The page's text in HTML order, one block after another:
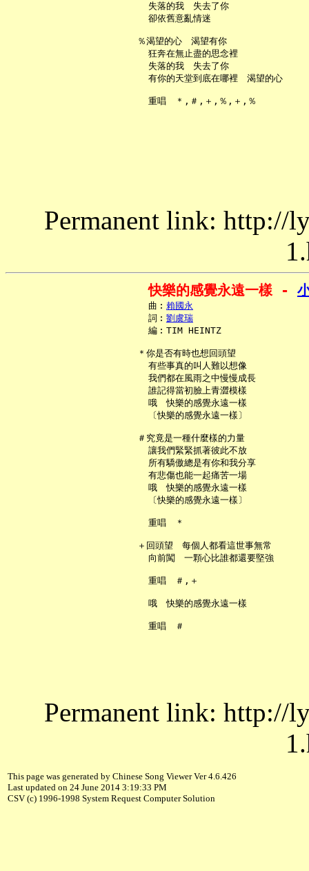
     失落的我　失去了你
     卻依舊意亂情迷
   ％渴望的心　渴望有你
     狂奔在無止盡的思念裡
     失落的我　失去了你
     有你的天堂到底在哪裡　渴望的心
Permanent link: http://
快樂的感覺永遠一樣 -
     曲︰
賴國永
     詞︰
劉虞瑞
     編︰TIM HEINTZ
   ＊你是否有時也想回頭望
     有些事真的叫人難以想像
     我們都在風雨之中慢慢成長
     誰記得當初臉上青澀模樣
     哦　快樂的感覺永遠一樣
     〔快樂的感覺永遠一樣〕
   ＃究竟是一種什麼樣的力量
     讓我們緊緊抓著彼此不放
     所有驕傲總是有你和我分享
     有悲傷也能一起痛苦一場
     哦　快樂的感覺永遠一樣
     〔快樂的感覺永遠一樣〕
     重唱　＊
   ＋回頭望　每個人都看這世事無常
     向前闖　一顆心比誰都還要堅強
     重唱　＃,＋
     哦　快樂的感覺永遠一樣
Permanent link: http://
This page was generated by Chinese Song Viewer Ver 4.6.426
Last updated on 24 June 2014 3:19:33 PM
CSV (c) 1996-1998 System Request Computer Solution